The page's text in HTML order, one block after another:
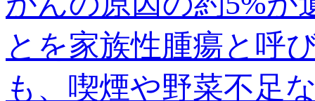
とを家族性腫瘍と呼
も、喫煙や野菜不足